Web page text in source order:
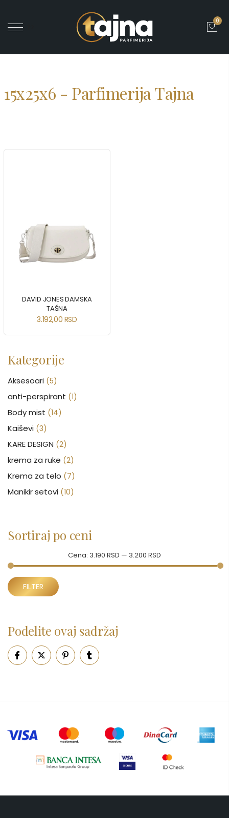
0
15x25x6 - Parfimerija Tajna
DAVID JONES DAMSKA
TAŠNA
3.192,00 RSD
Kategorije
Aksesoari (5)
anti-perspirant (1)
Body mist (14)
Kaiševi (3)
KARE DESIGN (2)
krema za ruke (2)
Krema za telo (7)
Manikir setovi (10)
Nega lica (88)
Neseseri
Novčanici (50)
Pepe Jeans Ranac (10)
Piling za telo (3)
Putni program (47)
Uncategorized (1)
Sortiraj po ceni
FILTER
Cena: 3.190 RSD — 3.200 RSD
Podelite ovaj sadržaj